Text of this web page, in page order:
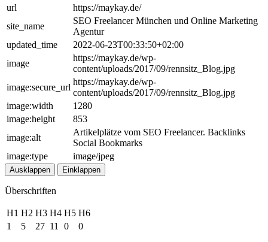
url
https://maykay.de/
site_name
SEO Freelancer München und Online Marketing
Agentur
updated_time
2022-06-23T00:33:50+02:00
image
https://maykay.de/wp-
content/uploads/2017/09/rennsitz_Blog.jpg
image:secure_url
https://maykay.de/wp-
content/uploads/2017/09/rennsitz_Blog.jpg
image:width
1280
image:height
853
image:alt
Artikelplätze vom SEO Freelancer. Backlinks
Social Bookmarks
image:type
image/jpeg
Ausklappen Einklappen
Überschriften
H1 H2 H3 H4 H5 H6
1
5 27 11 0 0